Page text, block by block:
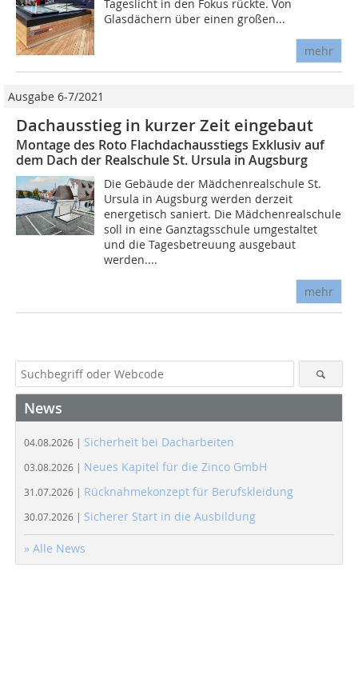
Tageslicht in den Fokus rückte. Von
Glasdächern über einen großen...
mehr
Ausgabe 6-7/2021
Dachausstieg in kurzer Zeit eingebaut
Montage des Roto Flachdachausstiegs Exklusiv auf
dem Dach der Realschule St. Ursula in Augsburg
Die Gebäude der Mädchenrealschule St.
Ursula in Augsburg werden derzeit
energetisch saniert. Die Mädchenrealschule
soll in eine Ganztagsschule umgestaltet
und die Tagesbetreuung ausgebaut
werden....
mehr
News
04.08.2026 | Sicherheit bei Dacharbeiten
03.08.2026 | Neues Kapitel für die Zinco GmbH
31.07.2026 | Rücknahmekonzept für Berufskleidung
30.07.2026 | Sicherer Start in die Ausbildung
» Alle News